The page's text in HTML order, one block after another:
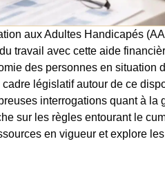
aux Adultes Handicapés
travail avec cette aide
des personnes en situation
législatif autour de ce
interrogations quant à la
sur les règles entourant le
en vigueur et explore